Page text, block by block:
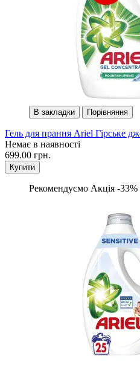
В закладки Порівняння
Гель для прання Ariel Гірське
Немає в наявності
699.00 грн.
Купити
Рекомендуємо Акція -33%